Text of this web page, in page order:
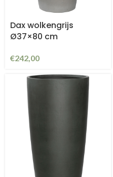
Dax wolkengrijs
Ø37×80 cm
€242,00